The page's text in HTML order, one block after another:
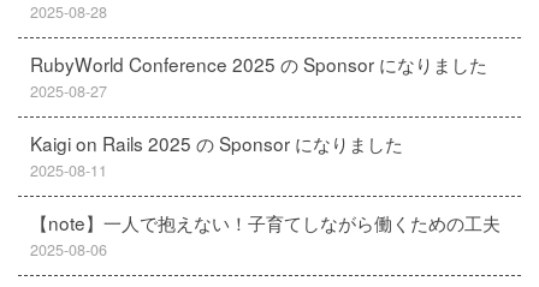
2025-08-28
RubyWorld Conference 2025 の Sponsor になりました
2025-08-27
Kaigi on Rails 2025 の Sponsor になりました
2025-08-11
【note】一人で抱えない！子育てしながら働くための工夫
2025-08-06